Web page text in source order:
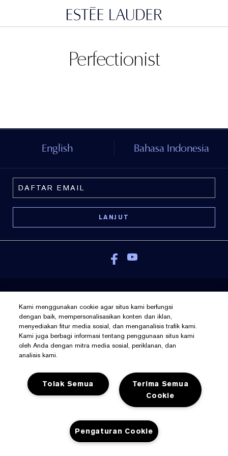
Perfectionist
English Bahasa Indonesia
Syarat Dan Ketentuan
Kelola Cookies
© Hak Cipta Pada Estée Lauder Inc
Kami menggunakan cookie agar situs kami berfungsi
dengan baik, mempersonalisasikan konten dan iklan,
menyediakan fitur media sosial, dan menganalisis trafik kami.
Kami juga berbagi informasi tentang penggunaan situs kami
oleh Anda dengan mitra media sosial, periklanan, dan
analisis kami.
Terima Semua
Cookie
Tolak Semua
Pengaturan Cookie